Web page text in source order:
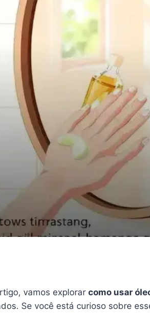
vamos explorar como usar
Se você está curioso sobre